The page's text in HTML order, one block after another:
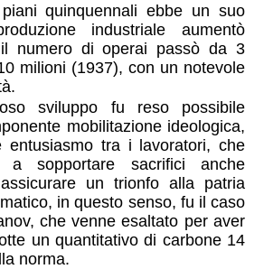
quinquennali ebbe un suo
industriale aumentò
numero di operai passò da 3
milioni (1937), con un notevole
sviluppo fu reso possibile
mobilitazione ideologica,
entusiasmo tra i lavoratori, che
a sopportare sacrifici anche
un trionfo alla patria
in questo senso, fu il caso
che venne esaltato per aver
un quantitativo di carbone 14
norma.